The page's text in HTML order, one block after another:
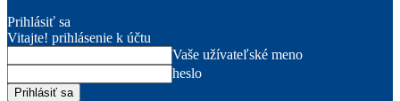
Prihlásiť sa
Vitajte! prihlásenie k účtu
Vaše užívateľské meno
heslo